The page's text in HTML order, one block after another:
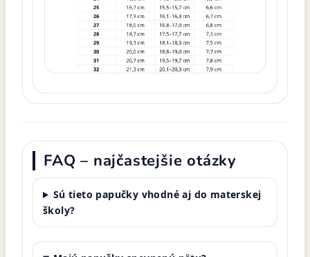
FAQ – najčastejšie otázky
Sú tieto papučky vhodné aj do materskej
školy?